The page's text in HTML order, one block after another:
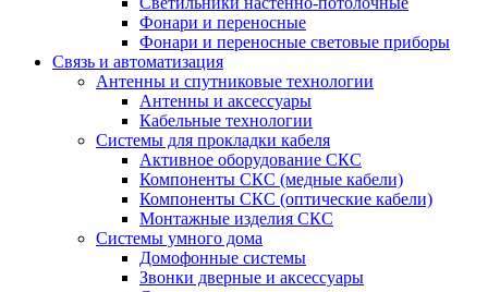
Фонари и переносные
Фонари и переносные световые приборы
Связь и автоматизация
Антенны и спутниковые технологии
Антенны и аксессуары
Кабельные технологии
Системы для прокладки кабеля
Активное оборудование СКС
Компоненты СКС (медные кабели)
Компоненты СКС (оптические кабели)
Монтажные изделия СКС
Системы умного дома
Домофонные системы
Звонки дверные и аксессуары